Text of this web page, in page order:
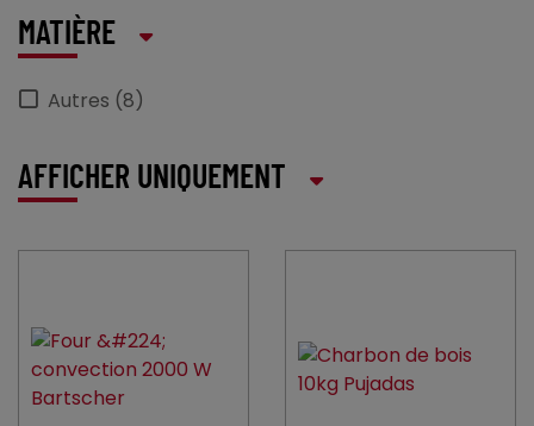
MATIÈRE
Autres (8)
AFFICHER UNIQUEMENT